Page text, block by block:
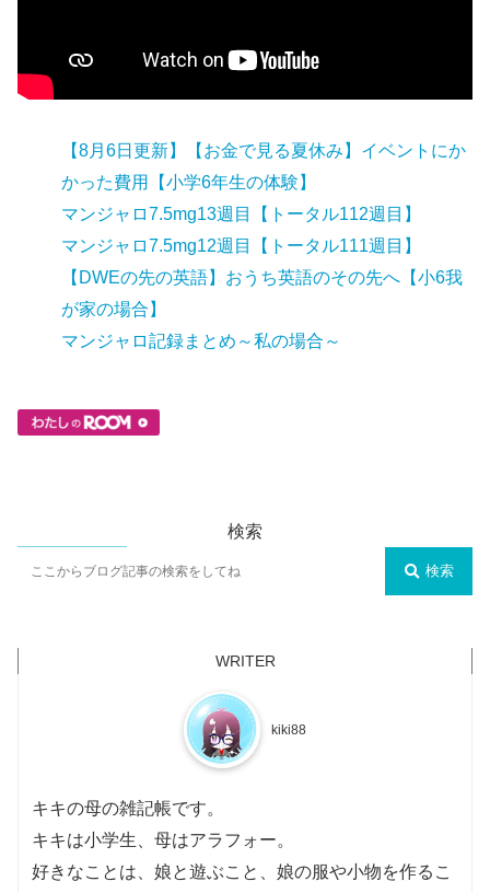
【8月6日更新】【お金で見る夏休み】イベントにか
かった費用【小学6年生の体験】
マンジャロ7.5mg13週目【トータル112週目】
マンジャロ7.5mg12週目【トータル111週目】
【DWEの先の英語】おうち英語のその先へ【小6我
が家の場合】
マンジャロ記録まとめ～私の場合～
検索
検索
kiki88
キキの母の雑記帳です。
キキは小学生、母はアラフォー。
好きなことは、娘と遊ぶこと、娘の服や小物を作るこ